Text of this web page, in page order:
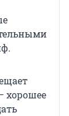
хорошее